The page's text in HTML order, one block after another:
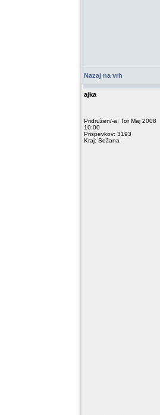
Nazaj na vrh
ajka
Pridružen/-a: Tor Maj 2008
10:00
Prispevkov: 3193
Kraj: Sežana